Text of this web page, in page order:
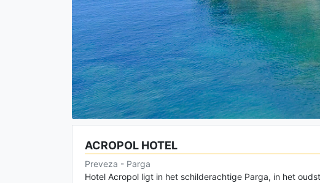
ACROPOL HOTEL
Preveza - Parga
Hotel Acropol ligt in het schilderachtige Parga, in het